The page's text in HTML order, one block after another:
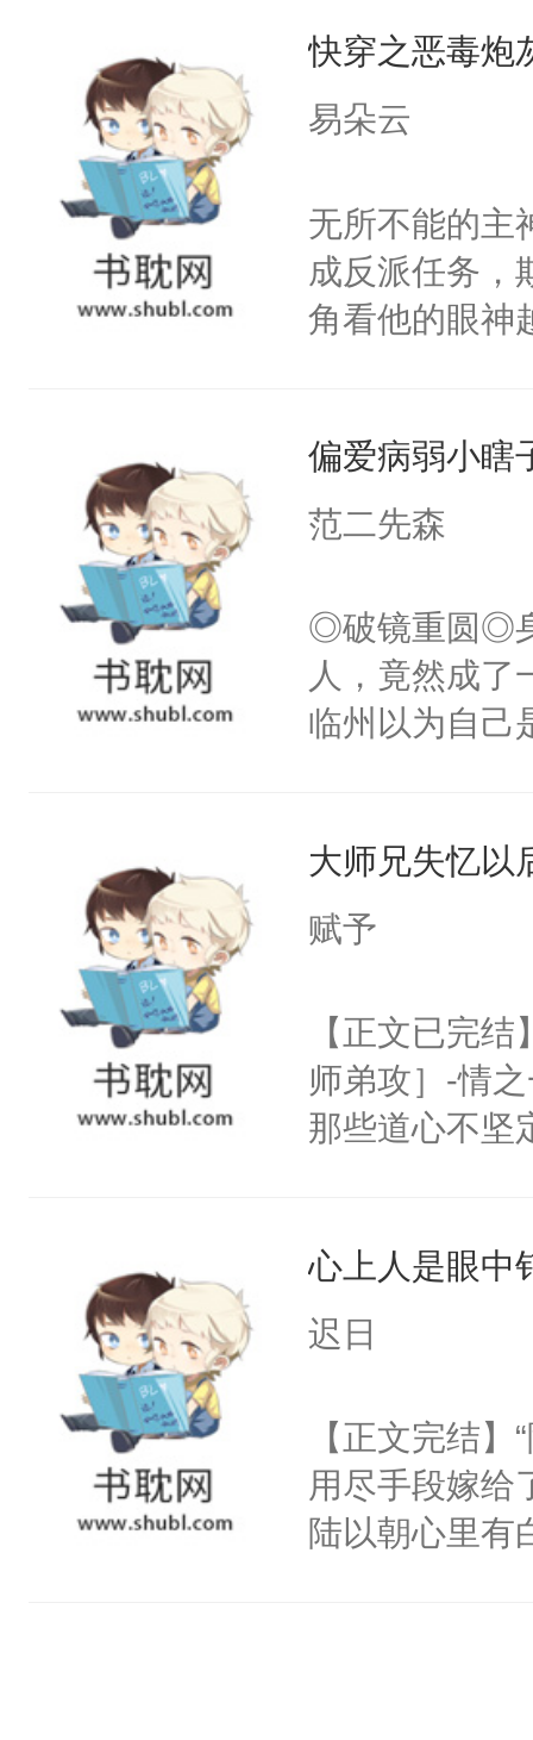
病，一个个的
上了还是无动
间变脸背叛他
的恶事他都对
一个权力滔天
右男主又报复
他说：【您需
年，存活下来
再说一遍。】
快穿之恶毒炮
易朵云
无所不能的主
成反派任务，
角看他的眼
后，竟然是
拥住了日思夜
偏爱病弱小瞎
范二先森
◎破镜重圆◎
人，竟然成了
临州以为自己
大师兄失忆以
赋予
【正文已完
师弟攻］-情
那些道心不坚
妄。当他看到
白，这一切终
子，门下所
杀了同为魔道
绝于师门前。
了当年。回到
心上人是眼中
迟日
【正文完结
用尽手段嫁给
陆以朝心里有